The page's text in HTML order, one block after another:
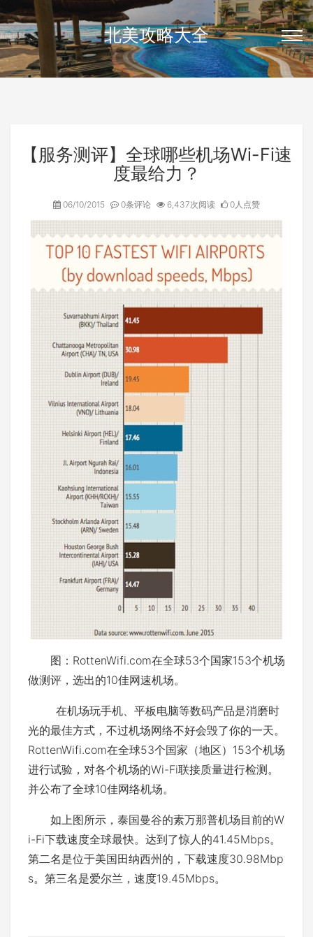
北美攻略大全
【服务测评】全球哪些机场Wi-Fi速
度最给力？
06/10/2015 0条评论 6,437次阅读 0人点赞
图：RottenWifi.com在全球53个国家153个机场
做测评，选出的10佳网速机场。
在机场玩手机、平板电脑等数码产品是消磨时
光的最佳方式，不过机场网络不好会毁了你的一天。
RottenWifi.com在全球53个国家（地区）153个机场
进行试验，对各个机场的Wi-Fi联接质量进行检测。
并公布了全球10佳网络机场。
如上图所示，泰国曼谷的素万那普机场目前的W
i-Fi下载速度全球最快。达到了惊人的41.45Mbps。
第二名是位于美国田纳西州的，下载速度30.98Mbp
s。第三名是爱尔兰，速度19.45Mbps。